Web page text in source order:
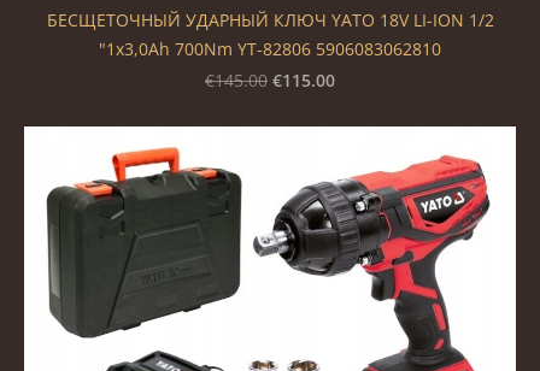
БЕСЩЕТОЧНЫЙ УДАРНЫЙ КЛЮЧ YATO 18V LI-ION 1/2
"1x3,0Ah 700Nm YT-82806 5906083062810
€145.00 €115.00